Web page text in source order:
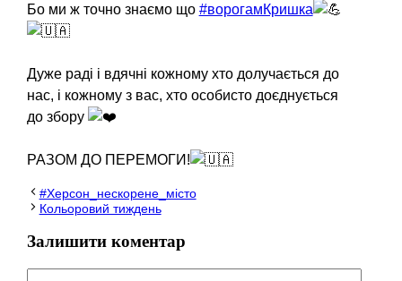
Бо ми ж точно знаємо що #ворогамКришка
Дуже раді і вдячні кожному хто долучається до
нас, і кожному з вас, хто особисто доєднується
до збору
РАЗОМ ДО ПЕРЕМОГИ!
#Херсон_нескорене_місто
Кольоровий тиждень
Залишити коментар